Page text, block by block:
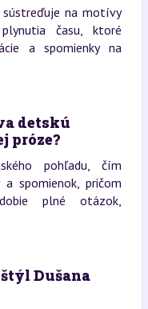
na motívy
času, ktoré
a spomienky na
detskú
próze?
pohľadu, čím
spomienok, pričom
plné otázok,
Dušana